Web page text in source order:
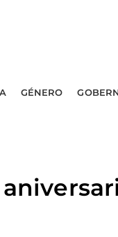
GÉNERO